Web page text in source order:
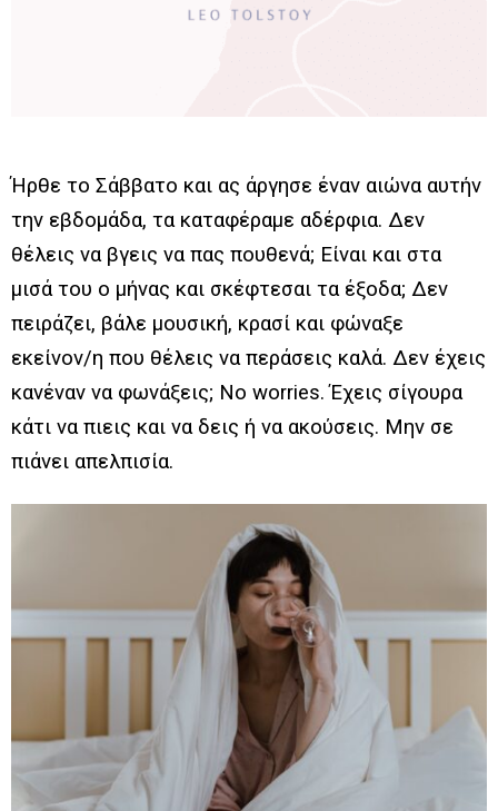
Ήρθε το Σάββατο και ας άργησε έναν αιώνα αυτήν
την εβδομάδα, τα καταφέραμε αδέρφια. Δεν
θέλεις να βγεις να πας πουθενά; Είναι και στα
μισά του ο μήνας και σκέφτεσαι τα έξοδα; Δεν
πειράζει, βάλε μουσική, κρασί και φώναξε
εκείνον/η που θέλεις να περάσεις καλά. Δεν έχεις
κανέναν να φωνάξεις; No worries. Έχεις σίγουρα
κάτι να πιεις και να δεις ή να ακούσεις. Μην σε
πιάνει απελπισία.